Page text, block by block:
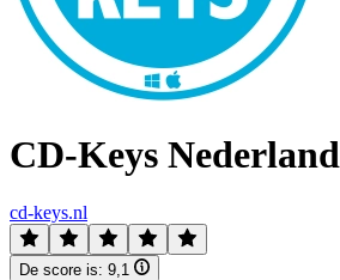
CD-Keys Nederland
cd-keys.nl
De score is: 9,1